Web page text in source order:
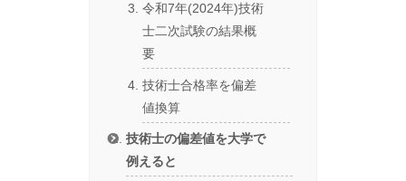
令和7年(2024年)技術
士二次試験の結果概
要
技術士合格率を偏差
値換算
技術士の偏差値を大学で
例えると